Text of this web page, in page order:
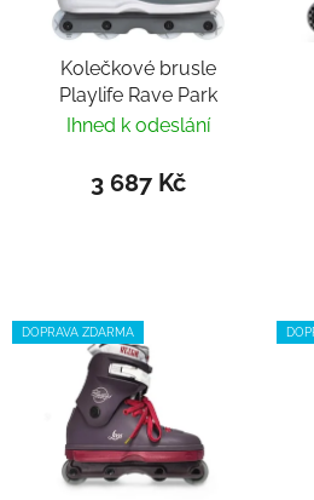
Kolečkové brusle
Playlife Rave Park
Ihned k odeslání
3 687 Kč
DOPRAVA ZDARMA